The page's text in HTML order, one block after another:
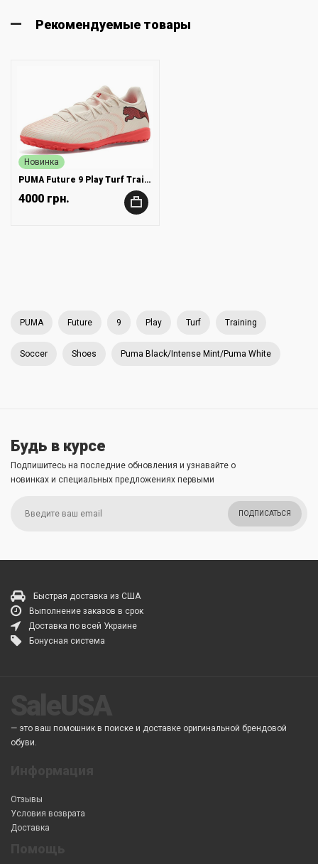
Рекомендуемые товары
Новинка
PUMA Future 9 Play Turf Training Soccer Shoes
4000 грн. +
PUMA Future 9 Play Turf Training
Soccer Shoes Puma Black/Intense Mint/Puma White
Будь в курсе
Подпишитесь на последние обновления и узнавайте о
новинках и специальных предложениях первыми
ПОДПИСАТЬСЯ
Быстрая доставка из США
Выполнение заказов в срок
Доставка по всей Украине
Бонусная система
— это ваш помошник в поиске и доставке оригинальной брендовой
обуви.
Отзывы
Условия возврата
Доставка